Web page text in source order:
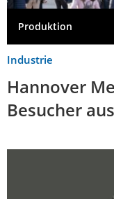
Produktion
Industrie
Hannover
Besucher